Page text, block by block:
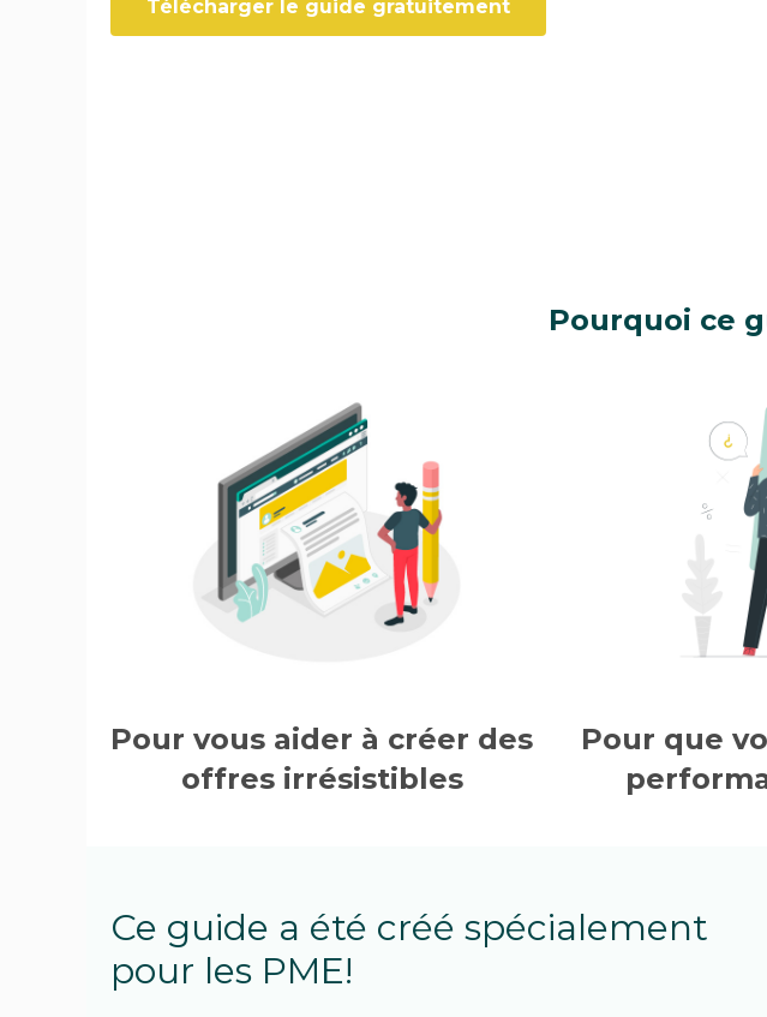
Télécharger le guide gratuitement
Pourquoi ce
Pour vous aider à créer des
offres irrésistibles
Pour que
Ce guide a été créé spécialement
pour les PME!